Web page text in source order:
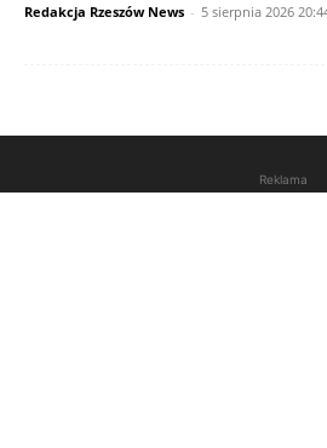
Redakcja Rzeszów News - 5 sierpnia 2026
Reklama